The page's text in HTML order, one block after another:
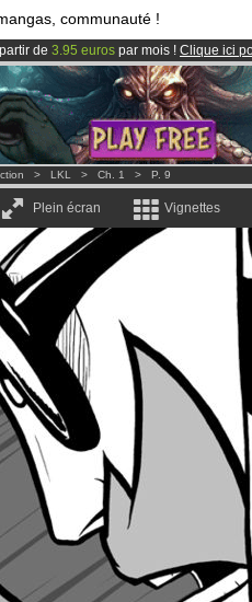
communauté !
de 3.95 euros par mois ! Clique ici
désormais lancé!.
1000BDs & Mangas!
> LKL > Ch. 1 > P. 9
Plein écran Vignettes